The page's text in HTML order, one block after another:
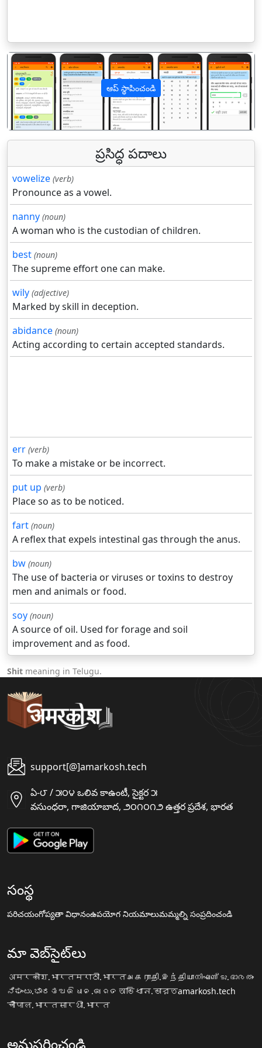
ఆప్ స్థాపించండి
पिछला
ప్రసిద్ధ పదాలు
vowelize (verb)
Pronounce as a vowel.
nanny (noun)
A woman who is the custodian of children.
best (noun)
The supreme effort one can make.
wily (adjective)
Marked by skill in deception.
abidance (noun)
Acting according to certain accepted standards.
err (verb)
To make a mistake or be incorrect.
put up (verb)
Place so as to be noticed.
fart (noun)
A reflex that expels intestinal gas through the anus.
bw (noun)
The use of bacteria or viruses or toxins to destroy
men and animals or food.
soy (noun)
A source of oil. Used for forage and soil
improvement and as food.
Shit meaning in Telugu.
support[@]amarkosh.tech
ఏ-౮ / ౫౦౪ ఒలివ కాఉంటీ, సైక్టర ౫
వసుంధరా, గాజియాబాద, ౨౦౧౦౧౨ ఉత్తర ప్రదేశ, భారత
సంస్థ
పరిచయంగోప్యతా విధానంఉపయోగ నియమాలుమమ్మల్ని సంప్రదించండి
మా వెబ్‌సైట్‌లు
अमरकोश.भारतमराठी.भारतஅகராதி.இந்தியாനിഘണ്ടു.ഭാരതം
ನಿಘಂಟು.ಭಾರತ ଅଭିଧାନ.ଭାରତ অভিধান.ভারতamarkosh.tech
चौपाल.भारतसारथी.भारत
అనుసరించండి